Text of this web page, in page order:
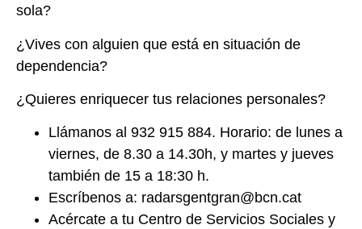
sola?
¿Vives con alguien que está en situación de
dependencia?
¿Quieres enriquecer tus relaciones personales?
Llámanos al 932 915 884. Horario: de lunes a
viernes, de 8.30 a 14.30h, y martes y jueves
también de 15 a 18:30 h.
Escríbenos a: radarsgentgran@bcn.cat
Acércate a tu Centro de Servicios Sociales y